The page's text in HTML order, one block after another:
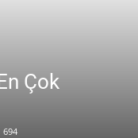
Çok
694